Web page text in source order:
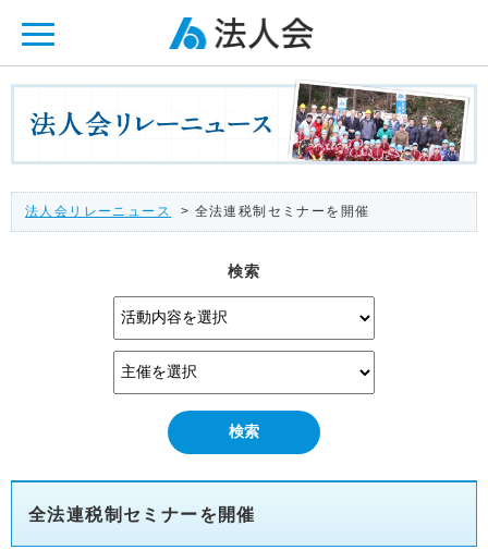
法人会リレーニュース > 全法連税制セミナーを開催
検索
全法連税制セミナーを開催